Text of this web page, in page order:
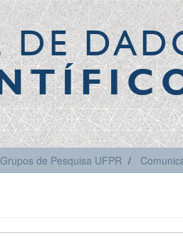
DE
Grupos de Pesquisa UFPR